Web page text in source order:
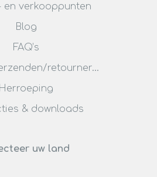
en verkooppunten
Blog
FAQ’s
Betalen/verzenden/retourneren
Herroeping
& downloads
uw land